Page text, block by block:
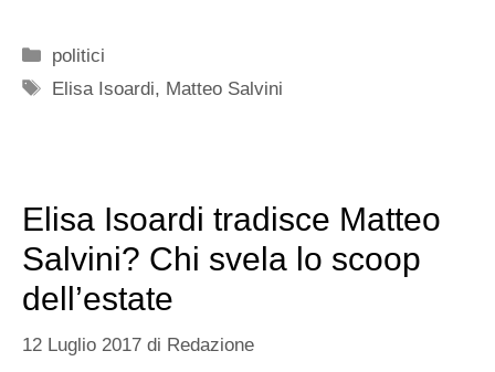
Categorie
politici
Tag
Elisa Isoardi, Matteo Salvini
Elisa Isoardi tradisce Matteo
Salvini? Chi svela lo scoop
dell’estate
12 Luglio 2017 di Redazione